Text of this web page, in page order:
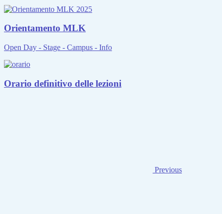
Orientamento MLK
Open Day - Stage - Campus - Info
Orario definitivo delle lezioni
Previous